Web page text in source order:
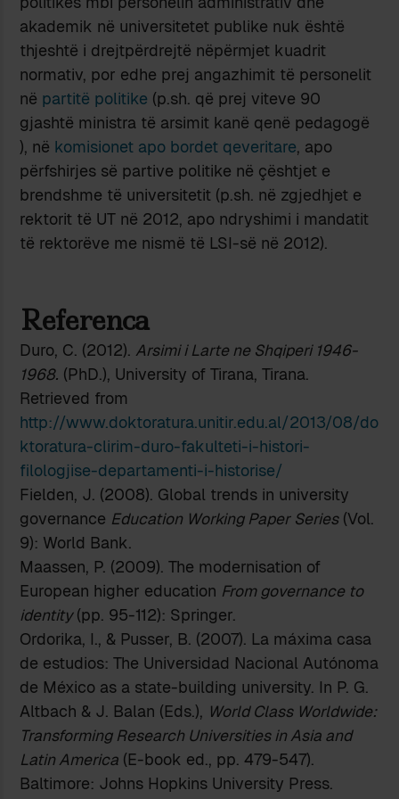
akademik në universitetet publike nuk është
thjeshtë i drejtpërdrejtë nëpërmjet kuadrit
normativ, por edhe prej angazhimit të personelit
në partitë politike (p.sh. që prej viteve 90
gjashtë ministra të arsimit kanë qenë pedagogë
), në komisionet apo bordet qeveritare, apo
përfshirjes së partive politike në çështjet e
brendshme të universitetit (p.sh. në zgjedhjet e
rektorit të UT në 2012, apo ndryshimi i mandatit
të rektorëve me nismë të LSI-së në 2012).
Referenca
Duro, C. (2012). Arsimi i Larte ne Shqiperi 1946-
1968. (PhD.), University of Tirana, Tirana.
Retrieved from
http://www.doktoratura.unitir.edu.al/2013/08/do
ktoratura-clirim-duro-fakulteti-i-histori-
filologjise-departamenti-i-historise/
Fielden, J. (2008). Global trends in university
governance Education Working Paper Series(Vol.
9): World Bank.
Maassen, P. (2009). The modernisation of
European higher education From governance to
identity(pp. 95-112): Springer.
Ordorika, I., & Pusser, B. (2007). La máxima casa
de estudios: The Universidad Nacional Autónoma
de México as a state-building university. In P. G.
Altbach & J. Balan (Eds.), World Class Worldwide:
Transforming Research Universities in Asia and
Latin America (E-book ed., pp. 479-547).
Baltimore: Johns Hopkins University Press.